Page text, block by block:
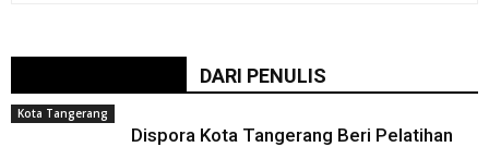
DARI PENULIS
Kota Tangerang
Dispora Kota Tangerang Beri Pelatihan